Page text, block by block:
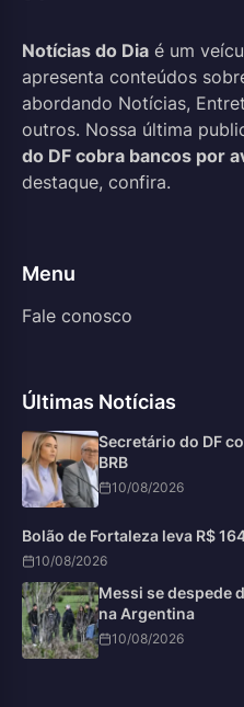
Notícias do Dia é um
apresenta conteúdos
abordando Notícias,
outros. Nossa última
do DF cobra bancos por
destaque, confira.
Menu
Fale conosco
Últimas Notícias
Secretário do DF
BRB
10/08/2026
Bolão de Fortaleza leva R$
10/08/2026
Messi se despede
na Argentina
10/08/2026